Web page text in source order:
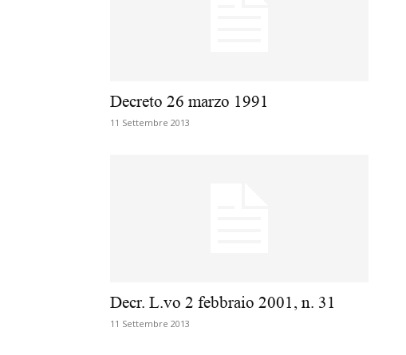
Decreto 26 marzo 1991
11 Settembre 2013
Decr. L.vo 2 febbraio 2001, n. 31
11 Settembre 2013